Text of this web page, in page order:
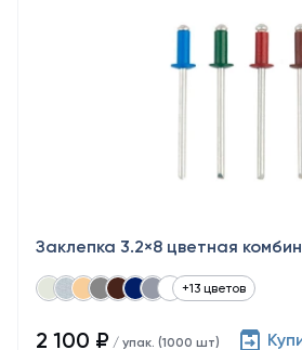
Заклепка 3.2×8 цветная
+13 цветов
2 100 ₽ / упак. (1000 шт)